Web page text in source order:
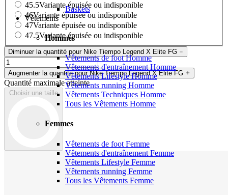
Baskets
Vêtements
Hommes
Vêtements de foot Homme
Vêtements d'entraînement Homme
Vêtements Lifestyle Homme
Vêtements running Homme
Vêtements Techniques Homme
Tous les Vêtements Homme
Femmes
Vêtements de foot Femme
Vêtements d'entraînement Femme
Vêtements Lifestyle Femme
Vêtements running Femme
Tous les Vêtements Femme
45.5Variante épuisée ou indisponible
46Variante épuisée ou indisponible
47Variante épuisée ou indisponible
47.5Variante épuisée ou indisponible
Diminuer la quantité pour Nike Tiempo Legend X Elite FG
Augmenter la quantité pour Nike Tiempo Legend X Elite FG
Quantité maximale atteinte
Choisir une taille